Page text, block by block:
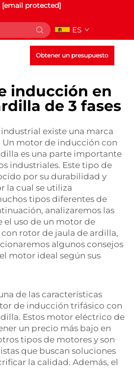
[email protected]
ES
Obtener un presupuesto
inducción en
de 3 fases
existe una marca
Un motor de inducción con
es una parte importante
industriales. Este tipo de
por su durabilidad y
la cual se utiliza
tipos diferentes de
analizaremos las
el uso de un motor de
rotor de jaula de ardilla,
algunos consejos
motor ideal según sus
de las características
de inducción trifásico con
Estos motor eléctrico de
un precio más bajo en
tipos de motores y son
que buscan soluciones
la calidad. Además, el